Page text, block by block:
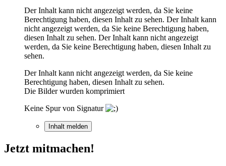
Der Inhalt kann nicht angezeigt werden, da Sie keine
Berechtigung haben, diesen Inhalt zu sehen. Der Inhalt kann
nicht angezeigt werden, da Sie keine Berechtigung haben,
diesen Inhalt zu sehen. Der Inhalt kann nicht angezeigt
werden, da Sie keine Berechtigung haben, diesen Inhalt zu
sehen.
Der Inhalt kann nicht angezeigt werden, da Sie keine
Berechtigung haben, diesen Inhalt zu sehen.
Die Bilder wurden komprimiert
Keine Spur von Signatur
Inhalt melden
Jetzt mitmachen!